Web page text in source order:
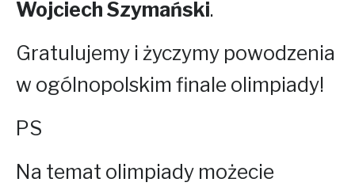
Wojciech Szymański.
Gratulujemy i życzymy powodzenia
w ogólnopolskim finale olimpiady!
PS
Na temat olimpiady możecie